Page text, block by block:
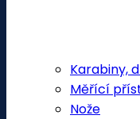
Karabiny,
Měřící
Nože